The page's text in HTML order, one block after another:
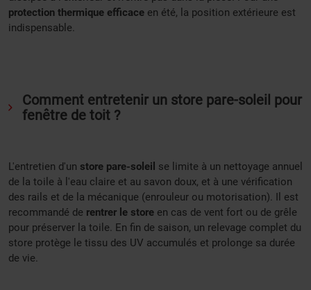
protection thermique efficace en été, la position extérieure est
indispensable.
Comment entretenir un store pare-soleil pour
fenêtre de toit ?
L'entretien d'un store pare-soleil se limite à un nettoyage annuel
de la toile à l'eau claire et au savon doux, et à une vérification
des rails et de la mécanique (enrouleur ou motorisation). Il est
recommandé de rentrer le store en cas de vent fort ou de grêle
pour préserver la toile. En fin de saison, un relevage complet du
store protège le tissu des UV accumulés et prolonge sa durée
de vie.